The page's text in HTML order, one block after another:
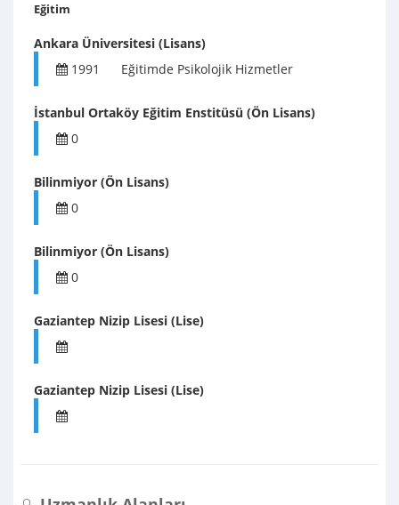
Eğitim
Ankara Üniversitesi (Lisans)
1991 Eğitimde Psikolojik Hizmetler
İstanbul Ortaköy Eğitim Enstitüsü (Ön Lisans)
0
Bilinmiyor (Ön Lisans)
0
Bilinmiyor (Ön Lisans)
0
Gaziantep Nizip Lisesi (Lise)
Gaziantep Nizip Lisesi (Lise)